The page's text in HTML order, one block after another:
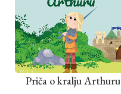
Priča o kralju Arthuru